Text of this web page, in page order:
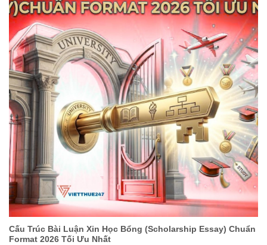
Cấu Trúc Bài Luận Xin Học Bổng (Scholarship Essay) Chuẩn
Format 2026 Tối Ưu Nhất